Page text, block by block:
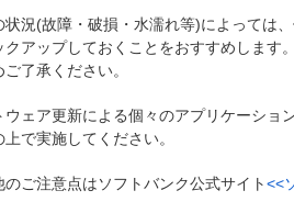
状況(故障・破損・水濡れ等)によっては
クアップしておくことをおすすめします
了承ください。
ウェア更新による個々のアプリケーショ
上で実施してください。
のご注意点はソフトバンク公式サイト<<